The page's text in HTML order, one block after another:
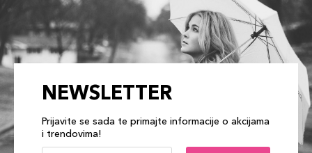
NEWSLETTER
Prijavite se sada te primajte informacije o akcijama
i trendovima!